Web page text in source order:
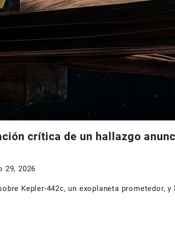
crítica de un hallazgo
29, 2026
Kepler-442c, un exoplaneta prometedor,